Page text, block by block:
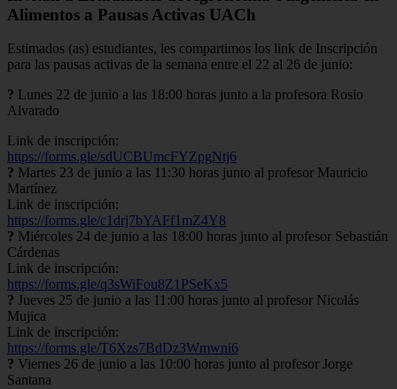
Alimentos a Pausas Activas UACh
Estimados (as) estudiantes, les compartimos los link de Inscripción
para las pausas activas de la semana entre el 22 al 26 de junio:
? Lunes 22 de junio a las 18:00 horas junto a la profesora Rosio
Alvarado
Link de inscripción:
https://forms.gle/sdUCBUmcFYZpgNtj6
? Martes 23 de junio a las 11:30 horas junto al profesor Mauricio
Martínez
Link de inscripción:
https://forms.gle/c1drj7bYAFf1mZ4Y8
? Miércoles 24 de junio a las 18:00 horas junto al profesor Sebastián
Cárdenas
Link de inscripción:
https://forms.gle/q3sWiFou8Z1PSeKx5
? Jueves 25 de junio a las 11:00 horas junto al profesor Nicolás
Mujica
Link de inscripción:
https://forms.gle/T6Xzs7BdDz3Wmwni6
? Viernes 26 de junio a las 10:00 horas junto al profesor Jorge
Santana